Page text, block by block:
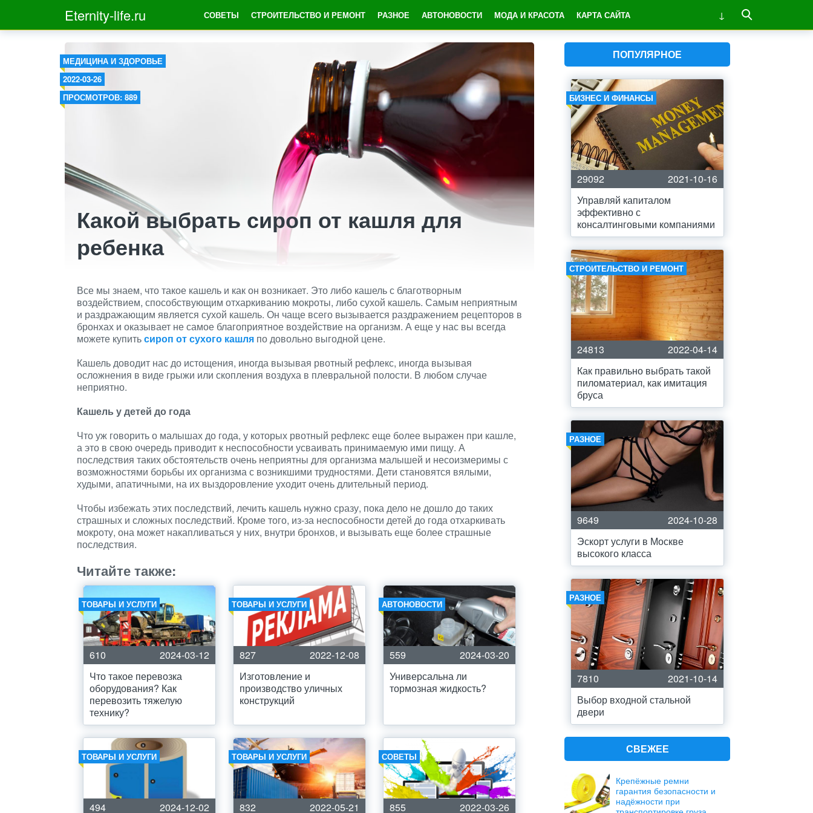
Eternity-life.ru СОВЕТЫ СТРОИТЕЛЬСТВО И РЕМОНТ РАЗНОЕ АВТОНОВОСТИ МОДА И КРАСОТА КАРТА САЙТА
МЕДИЦИНА И ЗДОРОВЬЕ
2022-03-26
ПРОСМОТРОВ: 889
Какой выбрать сироп от кашля для
ребенка
Все мы знаем, что такое кашель и как он возникает. Это либо кашель с благотворным
воздействием, способствующим отхаркиванию мокроты, либо сухой кашель. Самым неприятным
и раздражающим является сухой кашель. Он чаще всего вызывается раздражением рецепторов в
бронхах и оказывает не самое благоприятное воздействие на организм. А еще у нас вы всегда
можете купитьсироп от сухого кашля по довольно выгодной цене.
Кашель доводит нас до истощения, иногда вызывая рвотный рефлекс, иногда вызывая
осложнения в виде грыжи или скопления воздуха в плевральной полости. В любом случае
неприятно.
Кашель у детей до года
Что уж говорить о малышах до года, у которых рвотный рефлекс еще более выражен при кашле,
а это в свою очередь приводит к неспособности усваивать принимаемую ими пищу. А
последствия таких обстоятельств очень неприятны для организма малышей и несоизмеримы с
возможностями борьбы их организма с возникшими трудностями. Дети становятся вялыми,
худыми, апатичными, на их выздоровление уходит очень длительный период.
Чтобы избежать этих последствий, лечить кашель нужно сразу, пока дело не дошло до таких
страшных и сложных последствий. Кроме того, из-за неспособности детей до года отхаркивать
мокроту, она может накапливаться у них, внутри бронхов, и вызывать еще более страшные
последствия.
Читайте также:
ТОВАРЫ И УСЛУГИ
610
2024-03-12
Что такое перевозка
оборудования? Как
перевозить тяжелую
технику?
ТОВАРЫ И УСЛУГИ
827
2022-12-08
Изготовление и
производство уличных
конструкций
АВТОНОВОСТИ
559
2024-03-20
Универсальна ли
тормозная жидкость?
ТОВАРЫ И УСЛУГИ
494 2024-12-02
ТОВАРЫ И УСЛУГИ
832 2022-05-21
СОВЕТЫ
855 2022-03-26
ПОПУЛЯРНОЕ
БИЗНЕС И ФИНАНСЫ
29092
2021-10-16
Управляй капиталом
эффективно с
консалтинговыми компаниями
СТРОИТЕЛЬСТВО И РЕМОНТ
24813
2022-04-14
Как правильно выбрать такой
пиломатериал, как имитация
бруса
РАЗНОЕ
9649
2024-10-28
Эскорт услуги в Москве
высокого класса
РАЗНОЕ
7810
2021-10-14
Выбор входной стальной
двери
СВЕЖЕЕ
Крепёжные ремни
гарантия безопасности и
надёжности при